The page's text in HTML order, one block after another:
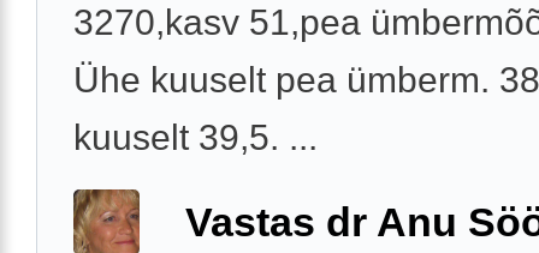
3270,kasv 51,pea
Ühe kuuselt pea ümberm.
kuuselt 39,5. ...
Vastas dr Anu